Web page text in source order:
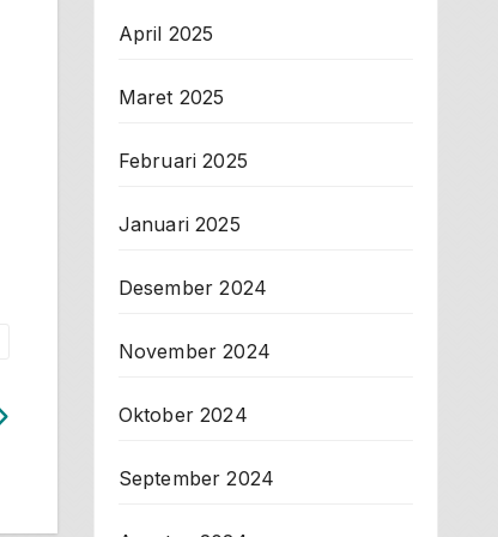
April 2025
Maret 2025
Februari 2025
Januari 2025
Desember 2024
November 2024
Oktober 2024
September 2024